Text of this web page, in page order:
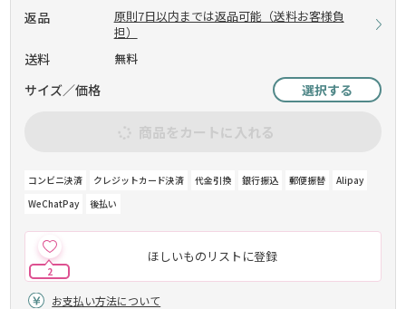
返品
原則7日以内までは返品可能（送料お客様負
担）
送料 無料
サイズ／価格 選択する
商品をカートに入れる
コンビニ決済 クレジットカード決済 代金引換 銀行振込 郵便振替
Alipay
WeChatPay
後払い
ほしいものリストに登録
2
お支払い方法について